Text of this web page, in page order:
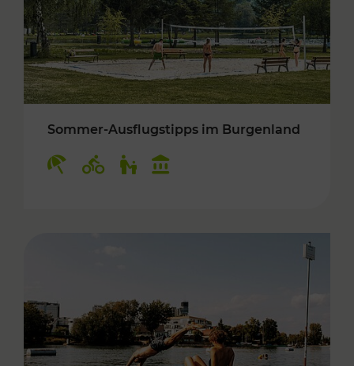
Sommer-Ausflugstipps im Burgenland